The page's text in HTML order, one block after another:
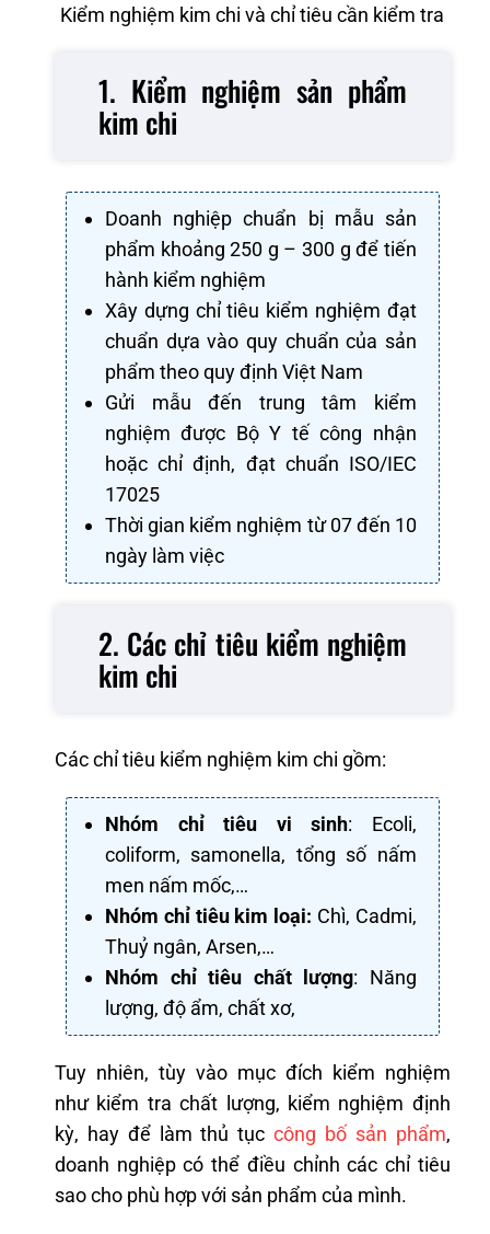
Kiểm nghiệm kim chi và chỉ tiêu cần kiểm tra
1. Kiểm nghiệm sản phẩm
kim chi
Doanh nghiệp chuẩn bị mẫu sản
phẩm khoảng 250 g – 300 g để tiến
hành kiểm nghiệm
Xây dựng chỉ tiêu kiểm nghiệm đạt
chuẩn dựa vào quy chuẩn của sản
phẩm theo quy định Việt Nam
Gửi mẫu đến trung tâm kiểm
nghiệm được Bộ Y tế công nhận
hoặc chỉ định, đạt chuẩn ISO/IEC
17025
Thời gian kiểm nghiệm từ 07 đến 10
ngày làm việc
2. Các chỉ tiêu kiểm nghiệm
kim chi
Các chỉ tiêu kiểm nghiệm kim chi gồm:
Nhóm chỉ tiêu vi sinh: Ecoli,
coliform, samonella, tổng số nấm
men nấm mốc,…
Nhóm chỉ tiêu kim loại: Chì, Cadmi,
Thuỷ ngân, Arsen,…
Nhóm chỉ tiêu chất lượng: Năng
lượng, độ ẩm, chất xơ,
Tuy nhiên, tùy vào mục đích kiểm nghiệm
như kiểm tra chất lượng, kiểm nghiệm định
kỳ, hay để làm thủ tụccông bố sản phẩm,
doanh nghiệp có thể điều chỉnh các chỉ tiêu
sao cho phù hợp với sản phẩm của mình.